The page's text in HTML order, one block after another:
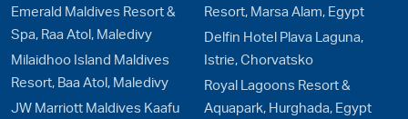
Emerald Maldives Resort &
Spa, Raa Atol, Maledivy
Milaidhoo Island Maldives
Resort, Baa Atol, Maledivy
JW Marriott Maldives Kaafu
Resort, Marsa Alam, Egypt
Delfin Hotel Plava Laguna,
Istrie, Chorvatsko
Royal Lagoons Resort &
Aquapark, Hurghada, Egypt